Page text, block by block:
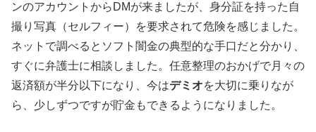
ンのアカウントからDMが来ましたが、身分証を持った自
撮り写真（セルフィー）を要求されて危険を感じました。
ネットで調べるとソフト闇金の典型的な手口だと分かり、
すぐに弁護士に相談しました。任意整理のおかげで月々の
返済額が半分以下になり、今はデミオを大切に乗りなが
ら、少しずつですが貯金もできるようになりました。